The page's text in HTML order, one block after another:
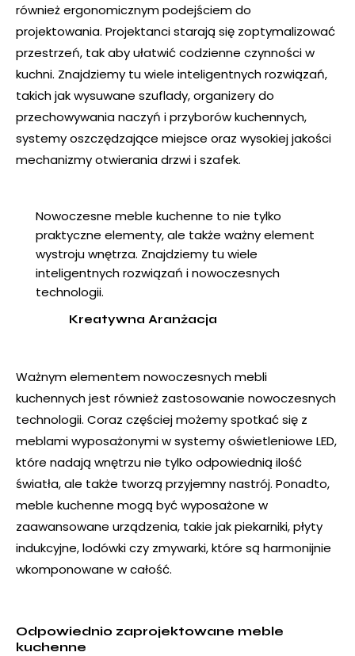
również ergonomicznym podejściem do
projektowania. Projektanci starają się zoptymalizować
przestrzeń, tak aby ułatwić codzienne czynności w
kuchni. Znajdziemy tu wiele inteligentnych rozwiązań,
takich jak wysuwane szuflady, organizery do
przechowywania naczyń i przyborów kuchennych,
systemy oszczędzające miejsce oraz wysokiej jakości
mechanizmy otwierania drzwi i szafek.
Nowoczesne meble kuchenne to nie tylko
praktyczne elementy, ale także ważny element
wystroju wnętrza. Znajdziemy tu wiele
inteligentnych rozwiązań i nowoczesnych
technologii.
Kreatywna Aranżacja
Ważnym elementem nowoczesnych mebli
kuchennych jest również zastosowanie nowoczesnych
technologii. Coraz częściej możemy spotkać się z
meblami wyposażonymi w systemy oświetleniowe LED,
które nadają wnętrzu nie tylko odpowiednią ilość
światła, ale także tworzą przyjemny nastrój. Ponadto,
meble kuchenne mogą być wyposażone w
zaawansowane urządzenia, takie jak piekarniki, płyty
indukcyjne, lodówki czy zmywarki, które są harmonijnie
wkomponowane w całość.
Odpowiednio zaprojektowane meble
kuchenne